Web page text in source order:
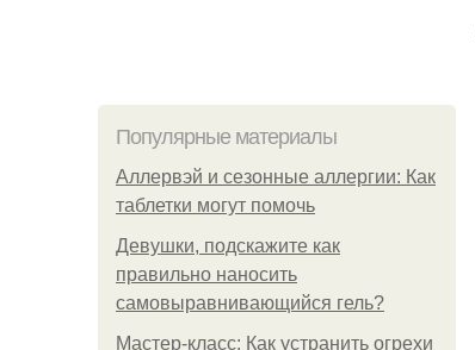
Популярные материалы
Аллервэй и сезонные аллергии: Как
таблетки могут помочь
Девушки, подскажите как
правильно наносить
самовыравнивающийся гель?
Мастер-класс: Как устранить огрехи